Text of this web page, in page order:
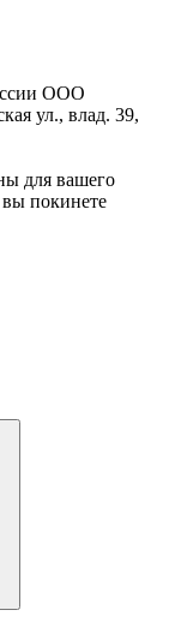
ООО
ул., влад. 39,
для вашего
вы покинете